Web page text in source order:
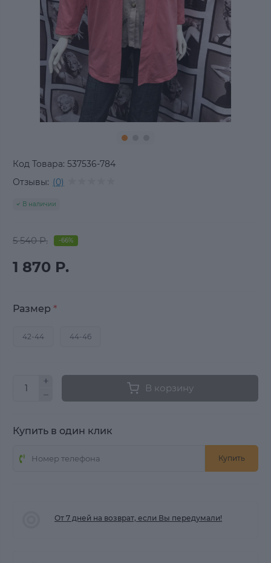
Код Товара: 537536-784
Отзывы: (0)
В наличии
5 540 Р. -66%
1 870 Р.
Размер *
42-44 44-46
В корзину
Купить в один клик
Купить
От 7 дней на возврат, если Вы передумали!